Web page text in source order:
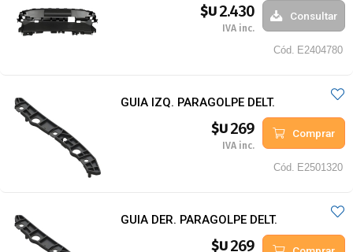
$U2.430
IVA inc.
Consultar
Cód. E2404780
GUIA IZQ. PARAGOLPE DELT.
$U269
IVA inc.
Comprar
Cód. E2501320
GUIA DER. PARAGOLPE DELT.
$U269